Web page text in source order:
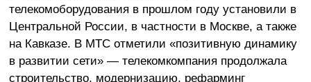
телекомоборудования в прошлом году установили в
Центральной России, в частности в Москве, а также
на Кавказе. В МТС отметили «позитивную динамику
в развитии сети» — телекомкомпания продолжала
строительство, модернизацию, рефарминг